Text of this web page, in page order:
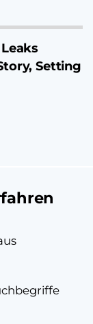
Setting